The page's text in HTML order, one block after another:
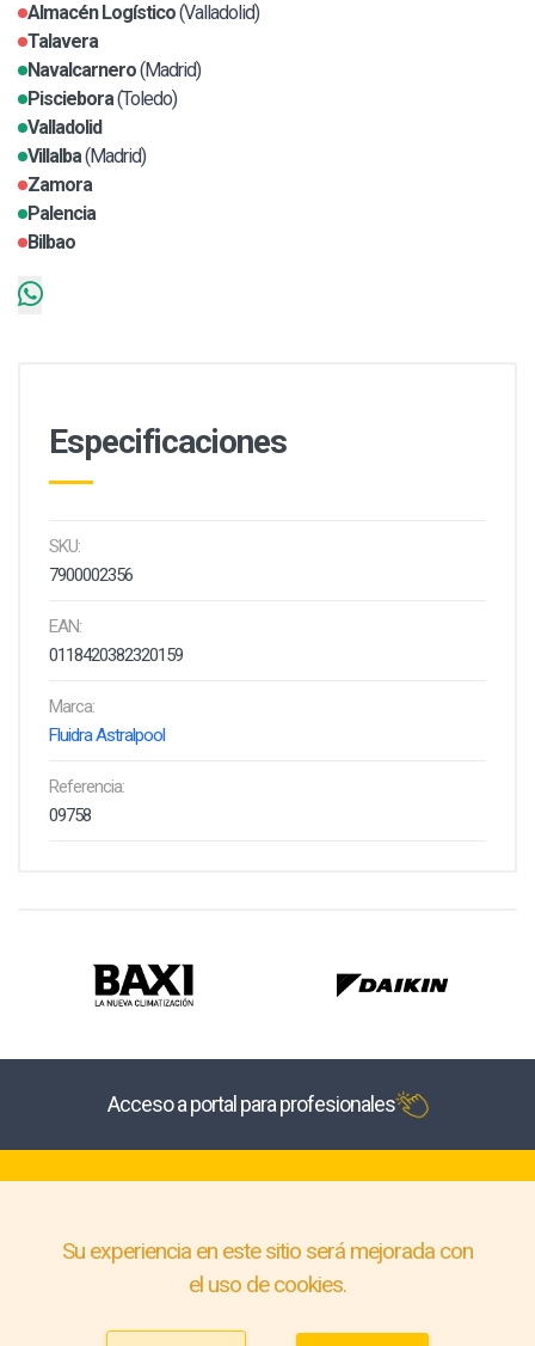
Almacén Logístico(Valladolid)
Talavera
Navalcarnero(Madrid)
Pisciebora(Toledo)
Valladolid
Villalba(Madrid)
Zamora
Palencia
Bilbao
Especificaciones
SKU:
7900002356
EAN:
0118420382320159
Marca:
Fluidra Astralpool
Referencia:
09758
Acceso a portal para profesionales
Su experiencia en este sitio será mejorada con
el uso de cookies.